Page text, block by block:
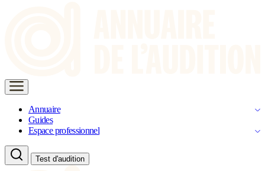
Annuaire
Guides
Espace professionnel
Test d'audition